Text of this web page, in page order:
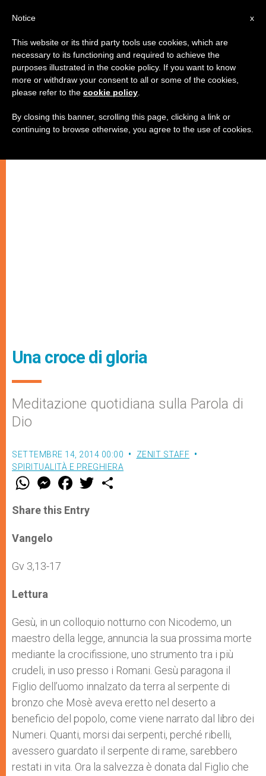
Una croce di gloria
Meditazione quotidiana sulla Parola di
Dio
SETTEMBRE 14, 2014 00:00
ZENIT STAFF
SPIRITUALITÀ E PREGHIERA
W
t
s
p
p
M
e
s
e
F
a
e
b
w
Share this Entry
Vangelo
Gv 3,13-17
Lettura
Gesù, in un colloquio notturno con Nicodemo, un
maestro della legge, annuncia la sua prossima morte
mediante la crocifissione, uno strumento tra i più
crudeli, in uso presso i Romani. Gesù paragona il
Figlio dell’uomo innalzato da terra al serpente di
bronzo che Mosè aveva eretto nel deserto a
beneficio del popolo, come viene narrato dal libro dei
Numeri. Quanti, morsi dai serpenti, perché ribelli,
avessero guardato il serpente di rame, sarebbero
restati in vita. Ora la salvezza è donata dal Figlio che
x
Notice
This website or its third party tools use cookies, which are
necessary to its functioning and required to achieve the
purposes illustrated in the cookie policy. If you want to know
more or withdraw your consent to all or some of the cookies,
please refer to the cookie policy
By closing this banner, scrolling this page, clicking a link or
continuing to browse otherwise, you agree to the use of cookies.